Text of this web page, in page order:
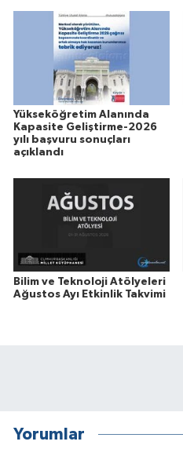
Yükseköğretim Alanında
Kapasite Geliştirme-2026
yılı başvuru sonuçları
açıklandı
Bilim ve Teknoloji Atölyeleri
Ağustos Ayı Etkinlik Takvimi
Yorumlar